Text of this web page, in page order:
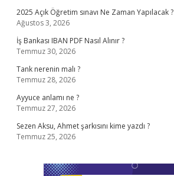
2025 Açık Öğretim sınavı Ne Zaman Yapılacak ?
Ağustos 3, 2026
İş Bankası IBAN PDF Nasıl Alınır ?
Temmuz 30, 2026
Tank nerenin malı ?
Temmuz 28, 2026
Ayyuce anlamı ne ?
Temmuz 27, 2026
Sezen Aksu, Ahmet şarkısını kime yazdı ?
Temmuz 25, 2026